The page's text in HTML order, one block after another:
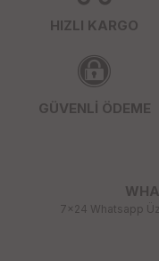
HIZLI KARGO
GÜVENLİ ÖDEME
7x24 Whatsapp